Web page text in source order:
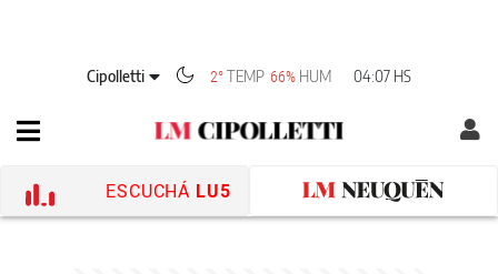
Cipolletti 2°TEMP 66% HUM 04:07 HS
ESCUCHÁ LU5